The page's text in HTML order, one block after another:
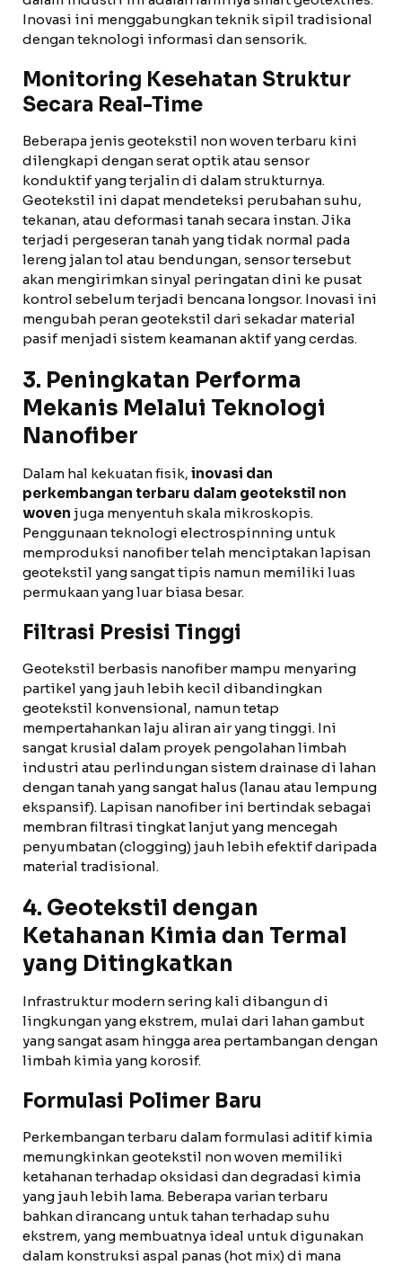
Inovasi ini menggabungkan teknik sipil tradisional
dengan teknologi informasi dan sensorik.
Monitoring Kesehatan Struktur
Secara Real-Time
Beberapa jenis geotekstil non woven terbaru kini
dilengkapi dengan serat optik atau sensor
konduktif yang terjalin di dalam strukturnya.
Geotekstil ini dapat mendeteksi perubahan suhu,
tekanan, atau deformasi tanah secara instan. Jika
terjadi pergeseran tanah yang tidak normal pada
lereng jalan tol atau bendungan, sensor tersebut
akan mengirimkan sinyal peringatan dini ke pusat
kontrol sebelum terjadi bencana longsor. Inovasi ini
mengubah peran geotekstil dari sekadar material
pasif menjadi sistem keamanan aktif yang cerdas.
3. Peningkatan Performa
Mekanis Melalui Teknologi
Nanofiber
Dalam hal kekuatan fisik, inovasi dan
perkembangan terbaru dalam geotekstil non
woven juga menyentuh skala mikroskopis.
Penggunaan teknologi electrospinning untuk
memproduksi nanofiber telah menciptakan lapisan
geotekstil yang sangat tipis namun memiliki luas
permukaan yang luar biasa besar.
Filtrasi Presisi Tinggi
Geotekstil berbasis nanofiber mampu menyaring
partikel yang jauh lebih kecil dibandingkan
geotekstil konvensional, namun tetap
mempertahankan laju aliran air yang tinggi. Ini
sangat krusial dalam proyek pengolahan limbah
industri atau perlindungan sistem drainase di lahan
dengan tanah yang sangat halus (lanau atau lempung
ekspansif). Lapisan nanofiber ini bertindak sebagai
membran filtrasi tingkat lanjut yang mencegah
penyumbatan (clogging) jauh lebih efektif daripada
material tradisional.
4. Geotekstil dengan
Ketahanan Kimia dan Termal
yang Ditingkatkan
Infrastruktur modern sering kali dibangun di
lingkungan yang ekstrem, mulai dari lahan gambut
yang sangat asam hingga area pertambangan dengan
limbah kimia yang korosif.
Formulasi Polimer Baru
Perkembangan terbaru dalam formulasi aditif kimia
memungkinkan geotekstil non woven memiliki
ketahanan terhadap oksidasi dan degradasi kimia
yang jauh lebih lama. Beberapa varian terbaru
bahkan dirancang untuk tahan terhadap suhu
ekstrem, yang membuatnya ideal untuk digunakan
dalam konstruksi aspal panas (hot mix) di mana